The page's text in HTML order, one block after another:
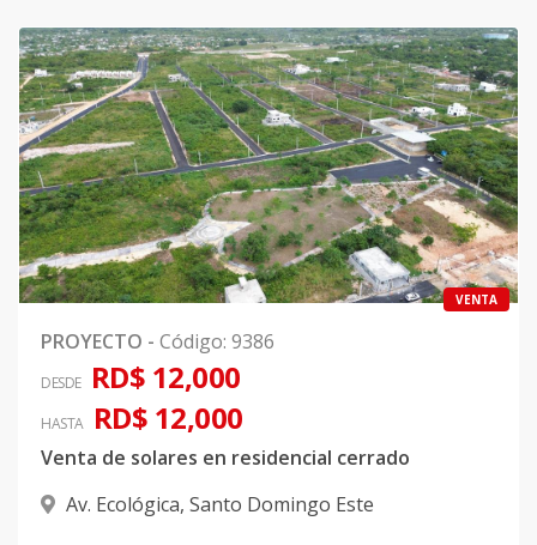
VENTA
PROYECTO - Código: 9386
DESDE RD$ 12,000
HASTA RD$ 12,000
Venta de solares en residencial cerrado
Av. Ecológica, Santo Domingo Este